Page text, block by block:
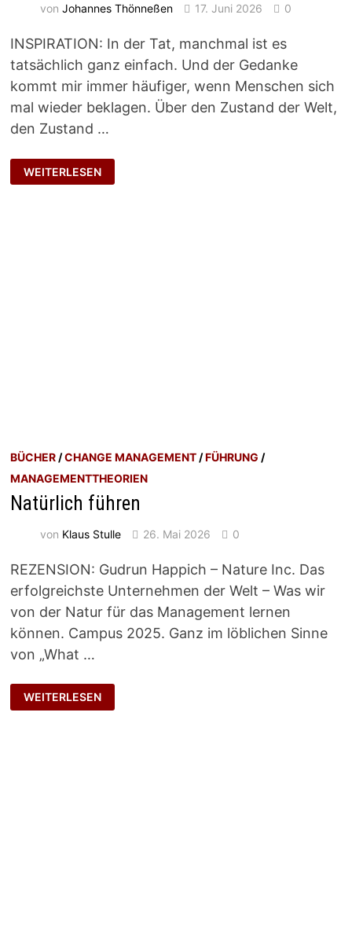
vonJohannes Thönneßen 17. Juni 2026 0
INSPIRATION: In der Tat, manchmal ist es
tatsächlich ganz einfach. Und der Gedanke
kommt mir immer häufiger, wenn Menschen sich
mal wieder beklagen. Über den Zustand der Welt,
den Zustand …
EINFACH
AUF
DEN
WEITERLESEN
BÜCHER /CHANGE MANAGEMENT /FÜHRUNG /
MANAGEMENTTHEORIEN
Natürlich führen
von Klaus Stulle 26. Mai 2026 0
REZENSION: Gudrun Happich – Nature Inc. Das
erfolgreichste Unternehmen der Welt – Was wir
von der Natur für das Management lernen
können. Campus 2025. Ganz im löblichen Sinne
von „What …
NATÜRLICH
FÜHREN
WEITERLESEN